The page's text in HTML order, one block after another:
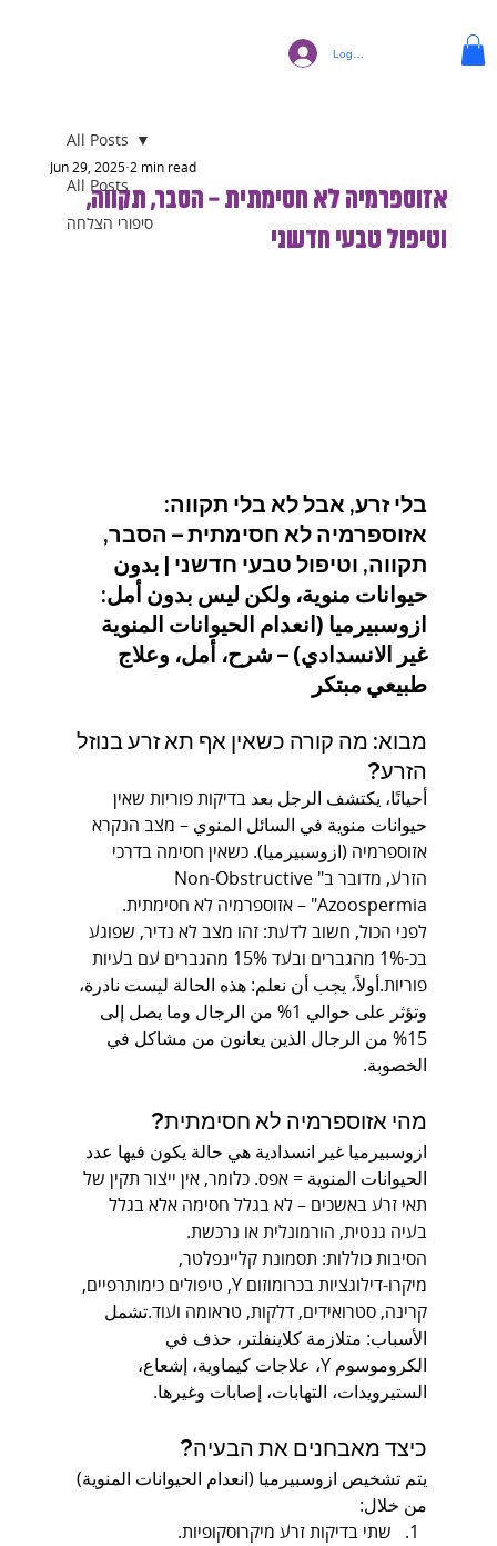
Log In
All Posts
סיפורי הצלחה
All Posts
אזוספרמיה לא חסימתית – הסבר, תקווה,
וטיפול טבעי חדשני
Jun 29, 2025 2 min read
בלי זרע, אבל לא בלי תקווה:
אזוספרמיה לא חסימתית – הסבר,
תקווה, וטיפול טבעי חדשני | بدون
حيوانات منوية، ولكن ليس بدون أمل:
ازوسبيرميا (انعدام الحيوانات المنوية
غير الانسدادي) – شرح، أمل، وعلاج
طبيعي مبتكر
מבוא: מה קורה כשאין אף תא זרע בנוזל
הזרע?
أحيانًا، يكتشف الرجل بعد בדיקות פוריות שאין
حيوانات منوية في السائل المنوي – מצב הנקרא
אזוספרמיה (ازوسبيرميا). כשאין חסימה בדרכי
הזרע, מדובר ב"Non-Obstructive
Azoospermia" – אזוספרמיה לא חסימתית.
לפני הכול, חשוב לדעת: זהו מצב לא נדיר, שפוגע
בכ-1% מהגברים ובעד 15% מהגברים עם בעיות
פוריות.أولاً، يجب أن نعلم: هذه الحالة ليست نادرة،
وتؤثر على حوالي 1% من الرجال وما يصل إلى
15% من الرجال الذين يعانون من مشاكل في
الخصوبة.
מהי אזוספרמיה לא חסימתית?
ازوسبيرميا غير انسدادية هي حالة يكون فيها عدد
الحيوانات المنوية = אפס. כלומר, אין ייצור תקין של
תאי זרע באשכים – לא בגלל חסימה אלא בגלל
בעיה גנטית, הורמונלית או נרכשת.
הסיבות כוללות: תסמונת קליינפלטר,
מיקרו-דילוגציות בכרומוזום Y, טיפולים כימותרפיים,
קרינה, סטרואידים, דלקות, טראומה ועוד.تشمل
الأسباب: متلازمة كلاينفلتر، حذف في
الكروموسوم Y، علاجات كيماوية، إشعاع،
الستيرويدات، التهابات، إصابات وغيرها.
כיצד מאבחנים את הבעיה?
يتم تشخيص ازوسبيرميا (انعدام الحيوانات المنوية)
من خلال:
שתי בדיקות זרע מיקרוסקופיות.